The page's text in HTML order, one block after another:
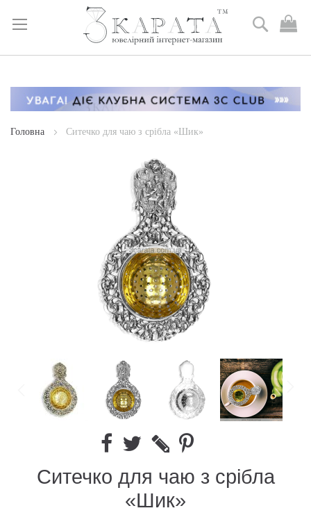
Skip
Content
Пошук
Головна Ситечко для чаю з срібла «Шик»
Ситечко для чаю з срібла
«Шик»